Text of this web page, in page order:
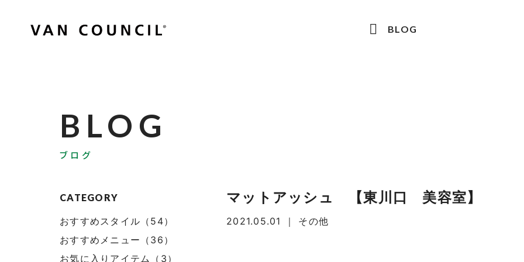
BLOG
BLOG
ブログ
CATEGORY
おすすめスタイル（54）
おすすめメニュー（36）
お気に入りアイテム（3）
マットアッシュ 【東川口 美容室】
2021.05.01 ｜ その他